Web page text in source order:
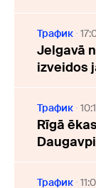
Трафик
Jelgavā
izveidos
Трафик
Rīgā
Трафик